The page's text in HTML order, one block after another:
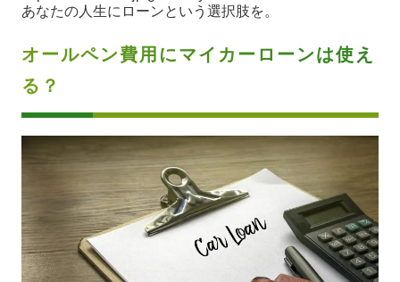
あなたの人生にローンという選択肢を。
オールペン費用にマイカーローンは使え
る？